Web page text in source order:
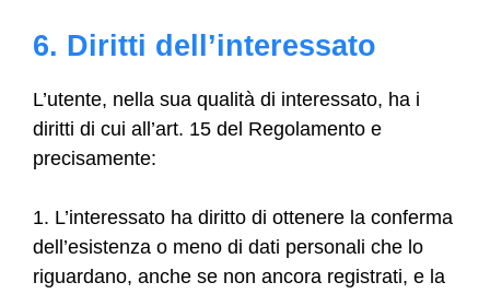
6. Diritti dell’interessato
L’utente, nella sua qualità di interessato, ha i
diritti di cui all’art. 15 del Regolamento e
precisamente:
1. L’interessato ha diritto di ottenere la conferma
dell’esistenza o meno di dati personali che lo
riguardano, anche se non ancora registrati, e la